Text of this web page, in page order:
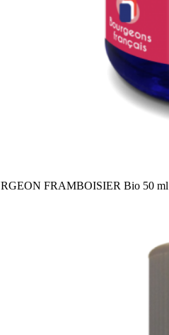
FRAMBOISIER Bio 50 ml